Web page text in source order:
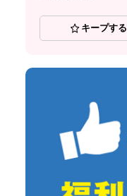
キープする